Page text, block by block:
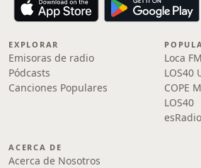
EXPLORAR
Emisoras de radio
Pódcasts
Canciones Populares
Loca FM
LOS40
COPE
LOS40
esRadio
ACERCA DE
Acerca de Nosotros